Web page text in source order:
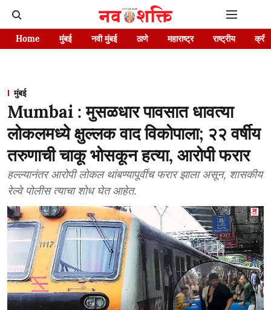
Home मुंबई नवी मुंबई ठाणे महाराष्ट्र राष्ट्रीय
मुंबई
Mumbai : मुसळधार पावसात धावत्या
लोकलमध्ये क्षुल्लक वाद विकोपाला; २२ वर्षीय
तरुणाची चाकू भोसकून हत्या, आरोपी फरार
हल्ल्यानंतर आरोपी लोकल थांबण्यापूर्वीच फरार झाला असून, शासकीय
रेल्वे पोलीस त्याचा शोध घेत आहेत.